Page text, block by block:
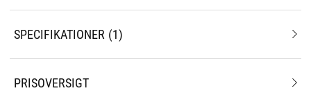
SPECIFIKATIONER 1
PRISOVERSIGT